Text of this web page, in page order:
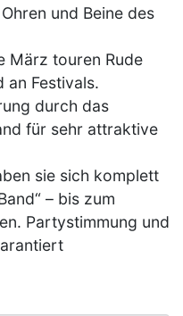
und Beine des
März touren Rude
an Festivals.
durch das
für sehr attraktive
sie sich komplett
– bis zum
Partystimmung und